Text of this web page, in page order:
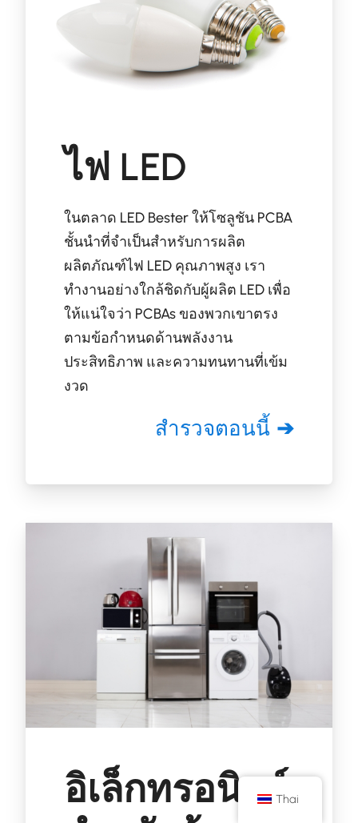
ไฟ LED
ในตลาด LED Bester ให้โซลูชัน PCBA
ชั้นนำที่จำเป็นสำหรับการผลิต
ผลิตภัณฑ์ไฟ LED คุณภาพสูง เรา
ทำงานอย่างใกล้ชิดกับผู้ผลิต LED เพื่อ
ให้แน่ใจว่า PCBAs ของพวกเขาตรง
ตามข้อกำหนดด้านพลังงาน
ประสิทธิภาพ และความทนทานที่เข้ม
งวด
สำรวจตอนนี้
อิเล็กทรอนิกส์Thai